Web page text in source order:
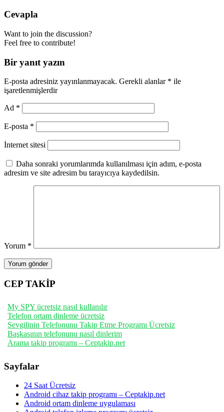
Cevapla
Want to join the discussion?
Feel free to contribute!
Bir yanıt yazın
E-posta adresiniz yayınlanmayacak. Gerekli alanlar * ile
işaretlenmişlerdir
Ad *
E-posta *
İnternet sitesi
Daha sonraki yorumlarımda kullanılması için adım, e-posta
adresim ve site adresim bu tarayıcıya kaydedilsin.
Yorum *
CEP TAKİP
My SPY ücretsiz nasıl kullanılır
Telefon ortam dinleme ücretsiz
Sevgilinin Telefonunu Takip Etme Programı Ücretsiz
Başkasının telefonunu nasıl dinlerim
Arama takip programı – Ceptakip.net
Sayfalar
24 Saat Ücretsiz
Android cihaz takip programı – Ceptakip.net
Android ortam dinleme uygulaması